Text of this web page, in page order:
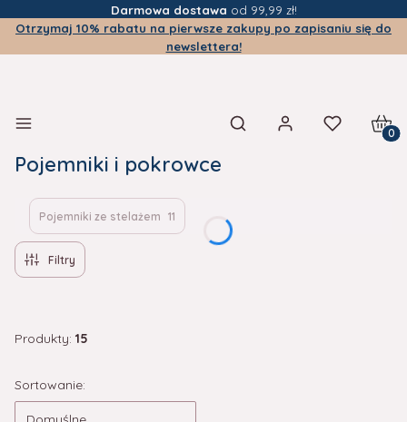
Darmowa dostawa od 99,99 zł!
Otrzymaj 10% rabatu na pierwsze zakupy po zapisaniu się do
newslettera!
Otwórz wyszukiwarkę
Pojemniki i pokrowce
Pojemniki ze stelażem 11
Filtry
Produkty: 15
Lista produktów
Sortowanie: